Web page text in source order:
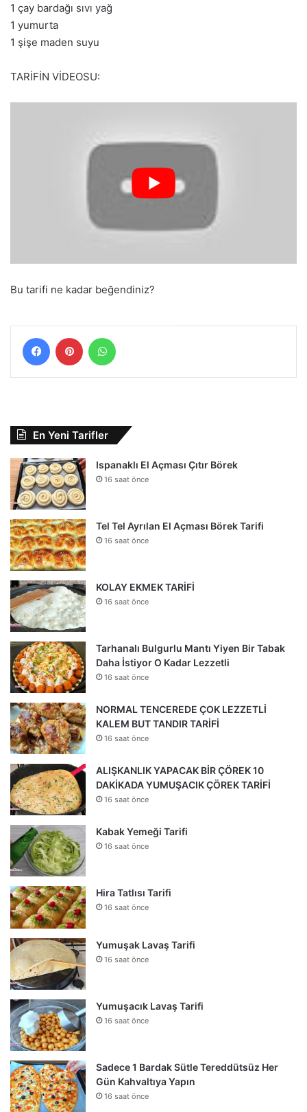
1 çay bardağı sıvı yağ
1 yumurta
1 şişe maden suyu
TARİFİN VİDEOSU:
Bu tarifi ne kadar beğendiniz?
FacebookPinterest
En Yeni Tarifler
Ispanaklı El Açması Çıtır Börek
16 saat önce
Tel Tel Ayrılan El Açması Börek Tarifi
16 saat önce
KOLAY EKMEK TARİFİ
16 saat önce
Tarhanalı Bulgurlu Mantı Yiyen Bir Tabak
Daha İstiyor O Kadar Lezzetli
16 saat önce
NORMAL TENCEREDE ÇOK LEZZETLİ
KALEM BUT TANDIR TARİFİ
16 saat önce
ALIŞKANLIK YAPACAK BİR ÇÖREK 10
DAKİKADA YUMUŞACIK ÇÖREK TARİFİ
16 saat önce
Kabak Yemeği Tarifi
16 saat önce
Hira Tatlısı Tarifi
16 saat önce
Yumuşak Lavaş Tarifi
16 saat önce
Yumuşacık Lavaş Tarifi
16 saat önce
Sadece 1 Bardak Sütle Tereddütsüz Her
Gün Kahvaltıya Yapın
16 saat önce